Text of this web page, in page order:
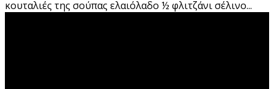
κουταλιές της σούπας ελαιόλαδο ½ φλιτζάνι σέλινο...